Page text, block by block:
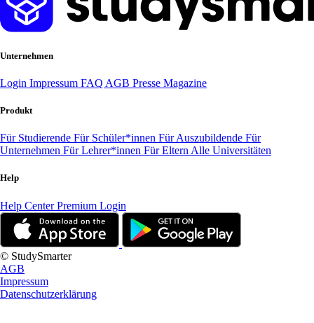
Unternehmen
Login Impressum FAQ AGB Presse Magazine
Produkt
Für Studierende Für Schüler*innen Für Auszubildende Für
Unternehmen Für Lehrer*innen Für Eltern Alle Universitäten
Help
Help CenterPremium Login
© StudySmarter
AGB
Impressum
Datenschutzerklärung